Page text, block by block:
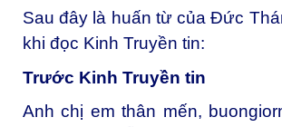
Sau đây là huấn từ của Đức
khi đọc Kinh Truyền tin:
Trước Kinh Truyền tin
Anh chị em thân mến,